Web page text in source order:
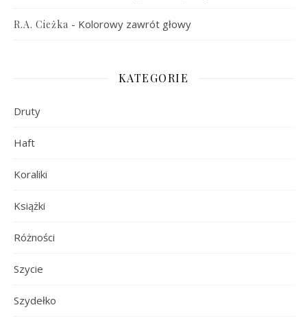
R.A. Cieżka - Kolorowy zawrót głowy
KATEGORIE
Druty
Haft
Koraliki
Książki
Różności
Szycie
Szydełko